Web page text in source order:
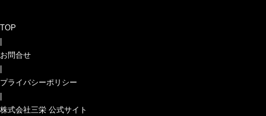
TOP
お問合せ
プライバシーポリシー
株式会社三栄 公式サイト